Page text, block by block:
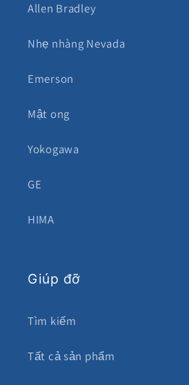
Allen Bradley
Nhẹ nhàng Nevada
Emerson
Mật ong
Yokogawa
GE
HIMA
Giúp đỡ
Tìm kiếm
Tất cả sản phẩm